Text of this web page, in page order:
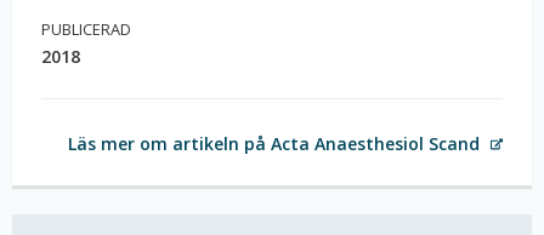
PUBLICERAD
2018
Läs mer om artikeln på Acta Anaesthesiol Scand